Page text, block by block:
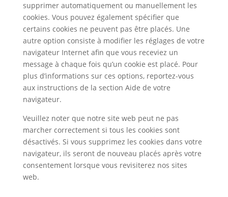
supprimer automatiquement ou manuellement les
cookies. Vous pouvez également spécifier que
certains cookies ne peuvent pas être placés. Une
autre option consiste à modifier les réglages de votre
navigateur Internet afin que vous receviez un
message à chaque fois qu’un cookie est placé. Pour
plus d’informations sur ces options, reportez-vous
aux instructions de la section Aide de votre
navigateur.
Veuillez noter que notre site web peut ne pas
marcher correctement si tous les cookies sont
désactivés. Si vous supprimez les cookies dans votre
navigateur, ils seront de nouveau placés après votre
consentement lorsque vous revisiterez nos sites
web.